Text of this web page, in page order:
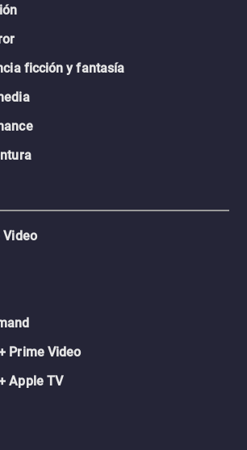
ficción y fantasía
Video
Prime Video
Apple TV